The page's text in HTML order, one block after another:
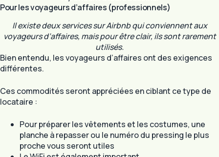
Pour les voyageurs d’affaires (professionnels)
Il existe deux services sur Airbnb qui conviennent aux
voyageurs d’affaires, mais pour être clair, ils sont rarement
utilisés.
Bien entendu, les voyageurs d’affaires ont des exigences
différentes.
Ces commodités seront appréciées en ciblant ce type de
locataire :
Pour préparer les vêtements et les costumes, une
planche à repasser ou le numéro du pressing le plus
proche vous seront utiles